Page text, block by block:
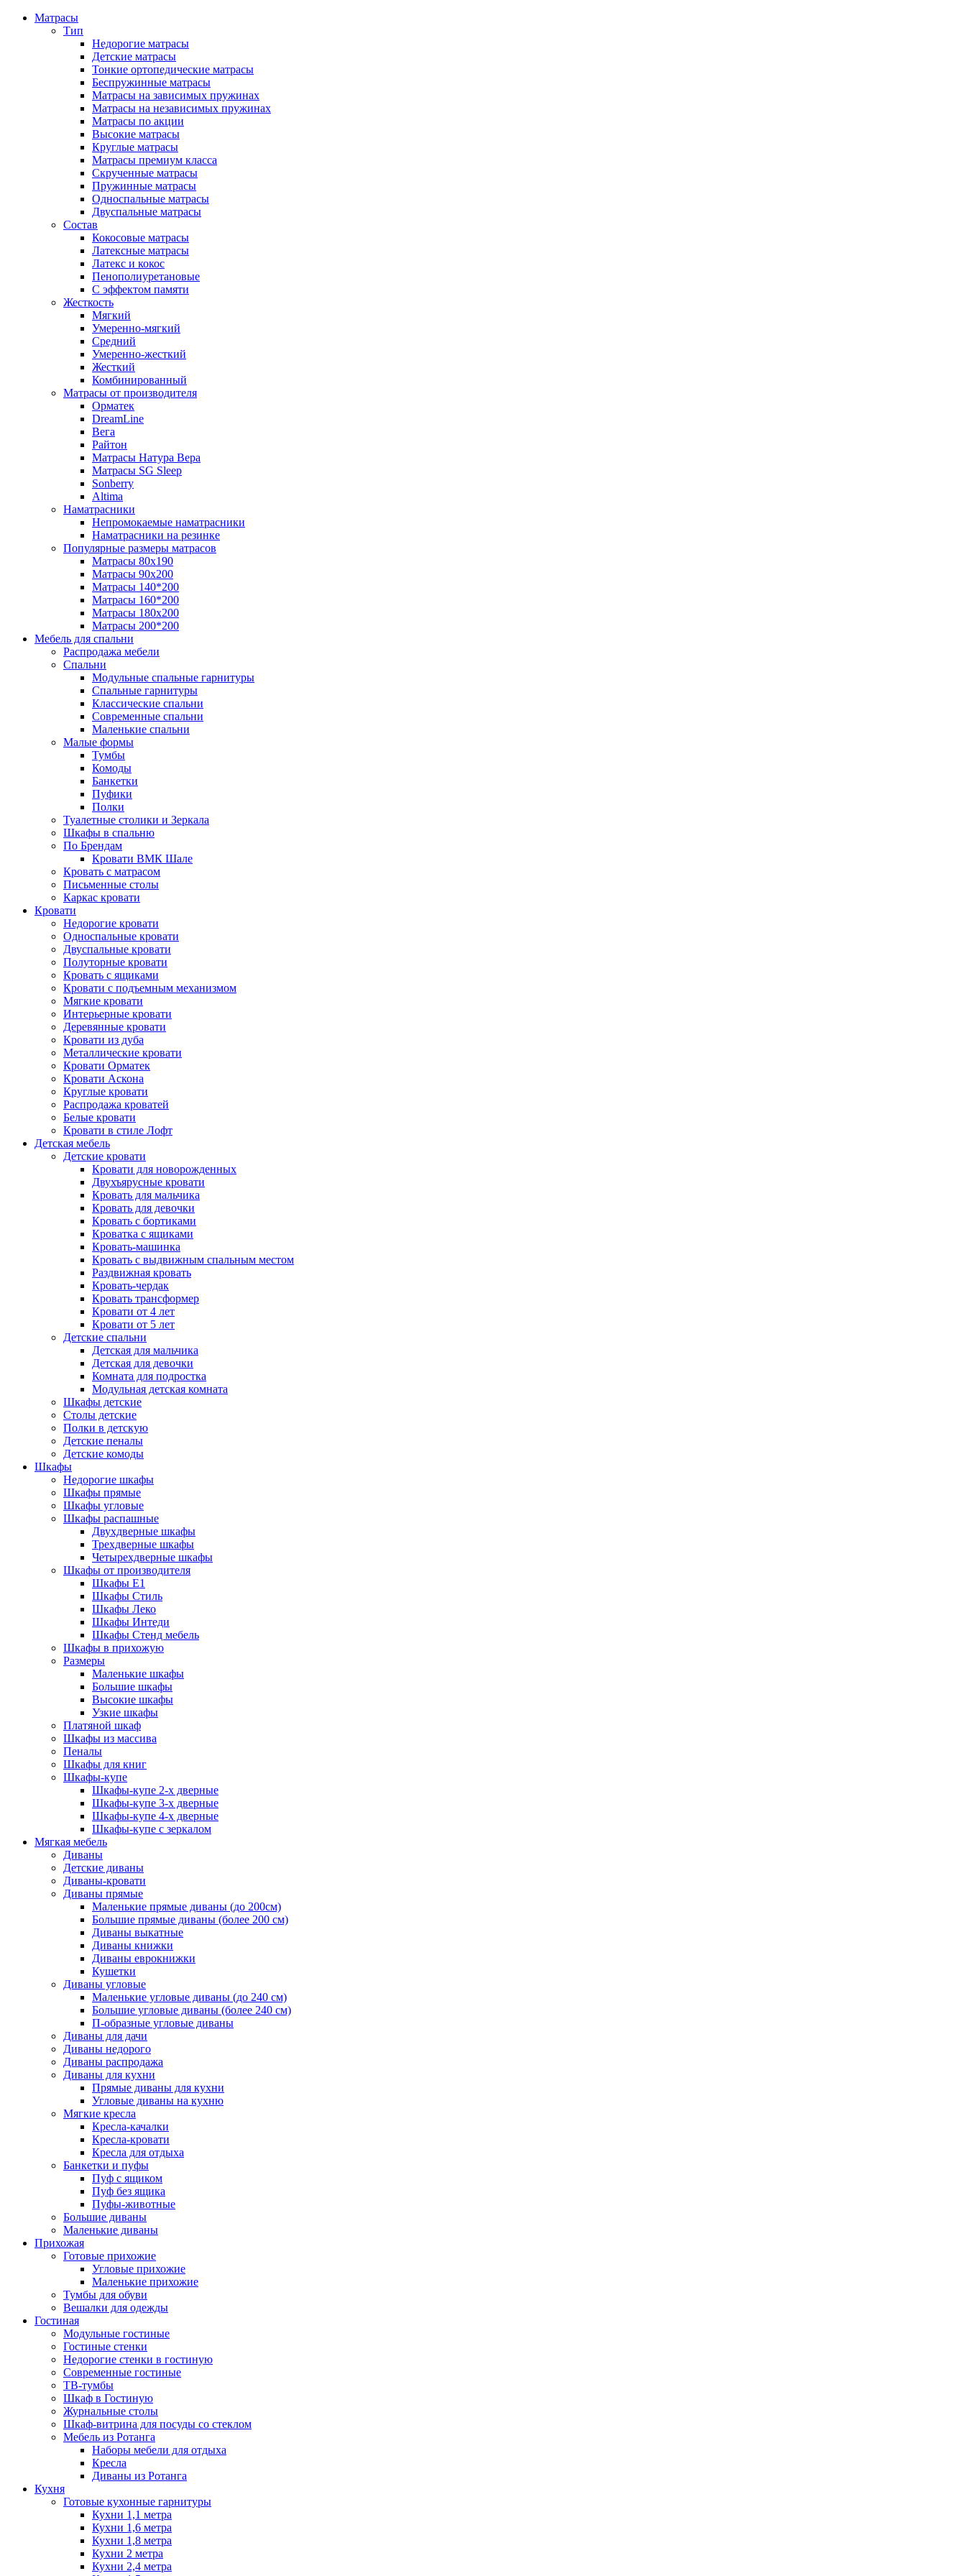
Матрасы
Тип
Недорогие матрасы
Детские матрасы
Тонкие ортопедические матрасы
Беспружинные матрасы
Матрасы на зависимых пружинах
Матрасы на независимых пружинах
Матрасы по акции
Высокие матрасы
Круглые матрасы
Матрасы премиум класса
Скрученные матрасы
Пружинные матрасы
Односпальные матрасы
Двуспальные матрасы
Состав
Кокосовые матрасы
Латексные матрасы
Латекс и кокос
Пенополиуретановые
С эффектом памяти
Жесткость
Мягкий
Умеренно-мягкий
Средний
Умеренно-жесткий
Жесткий
Комбинированный
Матрасы от производителя
Орматек
DreamLine
Вега
Райтон
Матрасы Натура Вера
Матрасы SG Sleep
Sonberry
Altima
Наматрасники
Непромокаемые наматрасники
Наматрасники на резинке
Популярные размеры матрасов
Матрасы 80x190
Матрасы 90x200
Матрасы 140*200
Матрасы 160*200
Матрасы 180x200
Матрасы 200*200
Мебель для спальни
Распродажа мебели
Спальни
Модульные спальные гарнитуры
Спальные гарнитуры
Классические спальни
Современные спальни
Маленькие спальни
Малые формы
Тумбы
Комоды
Банкетки
Пуфики
Полки
Туалетные столики и Зеркала
Шкафы в спальню
По Брендам
Кровати ВМК Шале
Кровать с матрасом
Письменные столы
Каркас кровати
Кровати
Недорогие кровати
Односпальные кровати
Двуспальные кровати
Полуторные кровати
Кровать с ящиками
Кровати с подъемным механизмом
Мягкие кровати
Интерьерные кровати
Деревянные кровати
Кровати из дуба
Металлические кровати
Кровати Орматек
Кровати Аскона
Круглые кровати
Распродажа кроватей
Белые кровати
Кровати в стиле Лофт
Детская мебель
Детские кровати
Кровати для новорожденных
Двухъярусные кровати
Кровать для мальчика
Кровать для девочки
Кровать с бортиками
Кроватка с ящиками
Кровать-машинка
Кровать с выдвижным спальным местом
Раздвижная кровать
Кровать-чердак
Кровать трансформер
Кровати от 4 лет
Кровати от 5 лет
Детские спальни
Детская для мальчика
Детская для девочки
Комната для подростка
Модульная детская комната
Шкафы детские
Столы детские
Полки в детскую
Детские пеналы
Детские комоды
Шкафы
Недорогие шкафы
Шкафы прямые
Шкафы угловые
Шкафы распашные
Двухдверные шкафы
Трехдверные шкафы
Четырехдверные шкафы
Шкафы от производителя
Шкафы E1
Шкафы Стиль
Шкафы Леко
Шкафы Интеди
Шкафы Стенд мебель
Шкафы в прихожую
Размеры
Маленькие шкафы
Большие шкафы
Высокие шкафы
Узкие шкафы
Платяной шкаф
Шкафы из массива
Пеналы
Шкафы для книг
Шкафы-купе
Шкафы-купе 2-х дверные
Шкафы-купе 3-х дверные
Шкафы-купе 4-х дверные
Шкафы-купе с зеркалом
Мягкая мебель
Диваны
Детские диваны
Диваны-кровати
Диваны прямые
Маленькие прямые диваны (до 200см)
Большие прямые диваны (более 200 см)
Диваны выкатные
Диваны книжки
Диваны еврокнижки
Кушетки
Диваны угловые
Маленькие угловые диваны (до 240 см)
Большие угловые диваны (более 240 см)
П-образные угловые диваны
Диваны для дачи
Диваны недорого
Диваны распродажа
Диваны для кухни
Прямые диваны для кухни
Угловые диваны на кухню
Мягкие кресла
Кресла-качалки
Кресла-кровати
Кресла для отдыха
Банкетки и пуфы
Пуф с ящиком
Пуф без ящика
Пуфы-животные
Большие диваны
Маленькие диваны
Прихожая
Готовые прихожие
Угловые прихожие
Маленькие прихожие
Тумбы для обуви
Вешалки для одежды
Гостиная
Модульные гостиные
Гостиные стенки
Недорогие стенки в гостиную
Современные гостиные
ТВ-тумбы
Шкаф в Гостиную
Журнальные столы
Шкаф-витрина для посуды со стеклом
Мебель из Ротанга
Наборы мебели для отдыха
Кресла
Диваны из Ротанга
Кухня
Готовые кухонные гарнитуры
Кухни 1,1 метра
Кухни 1,6 метра
Кухни 1,8 метра
Кухни 2 метра
Кухни 2,4 метра